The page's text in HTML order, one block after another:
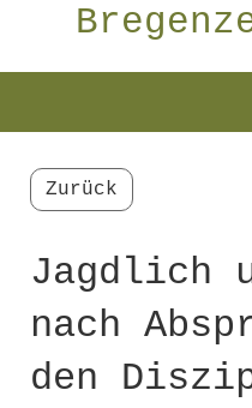
Zurück
Jagdlich
nach
den